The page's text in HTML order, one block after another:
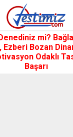
mi?
Bozan
Odaklı
Başarı